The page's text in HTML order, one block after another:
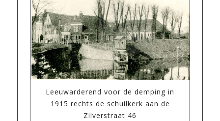
Leeuwarderend voor de demping in
1915 rechts de schuilkerk aan de
Zilverstraat 46